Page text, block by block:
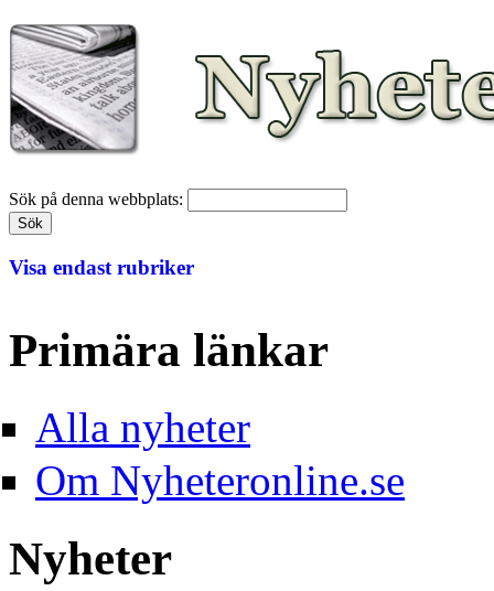
Sök på denna webbplats:
Visa endast rubriker
Primära länkar
Alla nyheter
Om Nyheteronline.se
Nyheter